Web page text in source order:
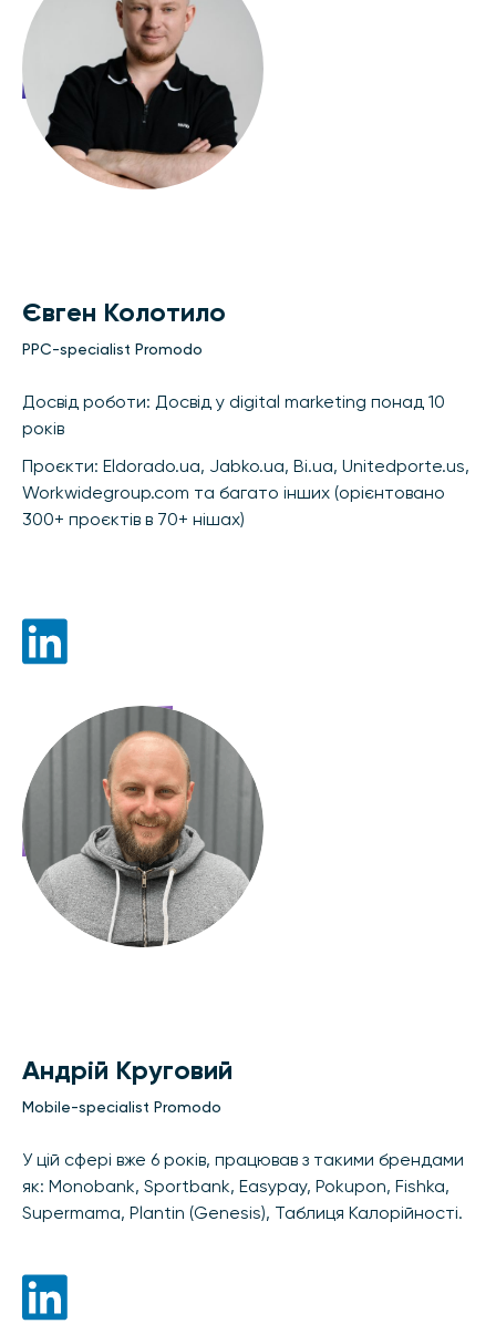
Євген Колотило
PPC-specialist Promodo
Досвід роботи: Досвід у digital marketing понад 10
років
Проєкти: Eldorado.ua, Jabko.ua, Bi.ua, Unitedporte.us,
Workwidegroup.com та багато інших (орієнтовано
300+ проєктів в 70+ нішах)
Андрій Круговий
Mobile-specialist Promodo
У цій сфері вже 6 років, працював з такими брендами
як: Monobank, Sportbank, Easypay, Pokupon, Fishka,
Supermama, Plantin (Genesis), Таблиця Калорійності.